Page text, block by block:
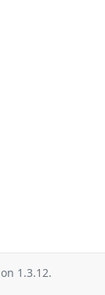
1.3.12.